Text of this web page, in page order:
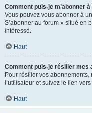
Comment puis-je m’abonner
Vous pouvez vous abonner à
S’abonner au forum » situé en
intéressé.
Haut
Comment puis-je résilier mes
Pour résilier vos
l’utilisateur et suivez le lien
Haut